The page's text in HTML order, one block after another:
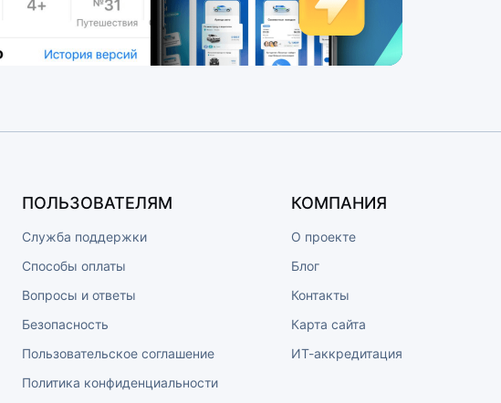
ПОЛЬЗОВАТЕЛЯМ
Служба поддержки
Способы оплаты
Вопросы и ответы
Безопасность
Пользовательское соглашение
Политика конфиденциальности
КОМПАНИЯ
О проекте
Блог
Контакты
Карта сайта
ИТ-аккредитация